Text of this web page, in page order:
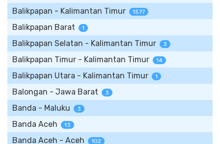
Balikpapan - Kalimantan Timur 1577
Balikpapan Barat 1
Balikpapan Selatan - Kalimantan Timur 3
Balikpapan Timur - Kalimantan Timur 14
Balikpapan Utara - Kalimantan Timur 1
Balongan - Jawa Barat 3
Banda - Maluku 3
Banda Aceh 13
Banda Aceh - Aceh 102